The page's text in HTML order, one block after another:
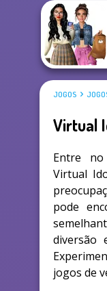
JOGOS
Virtual
Entre
Virtual
pode
diversão
jogos de